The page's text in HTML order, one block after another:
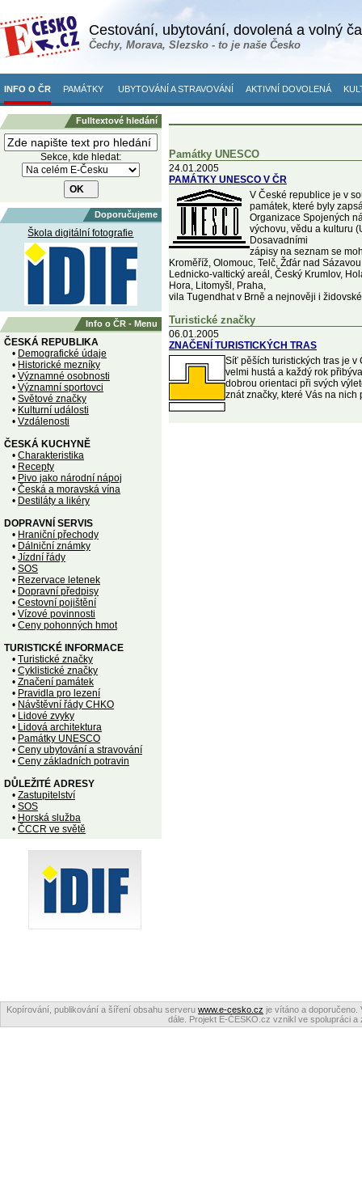
Cestování, ubytování, dovolená a volný
Čechy, Morava, Slezsko - to je naše Česko
INFO O ČR PAMÁTKY UBYTOVÁNÍ A STRAVOVÁNÍ AKTIVNÍ DOVOLENÁ
Fulltextové hledání
Sekce, kde hledat:
Doporučujeme
Škola digitální fotografie
Info o ČR - Menu
ČESKÁ REPUBLIKA
• Demografické údaje
• Historické mezníky
• Významné osobnosti
• Významní sportovci
• Světové značky
• Kulturní události
• Vzdálenosti
ČESKÁ KUCHYNĚ
• Charakteristika
• Recepty
• Pivo jako národní nápoj
• Česká a moravská vína
• Destiláty a likéry
DOPRAVNÍ SERVIS
• Hraniční přechody
• Dálniční známky
• Jízdní řády
• SOS
• Rezervace letenek
• Dopravní předpisy
• Cestovní pojištění
• Vízové povinnosti
• Ceny pohonných hmot
TURISTICKÉ INFORMACE
• Turistické značky
• Cyklistické značky
• Značení památek
• Pravidla pro lezení
• Návštěvní řády CHKO
• Lidové zvyky
• Lidová architektura
• Památky UNESCO
• Ceny ubytování a stravování
• Ceny základních potravin
DŮLEŽITÉ ADRESY
• Zastupitelství
• SOS
• Horská služba
• ČCCR ve světě
Památky UNESCO
24.01.2005
PAMÁTKY UNESCO V ČR
V České republice je v
památek, které byly
Organizace Spojených
výchovu, vědu a kulturu
Dosavadními
zápisy na seznam se
Kroměříž, Olomouc, Telč, Žďár nad
Lednicko-valtický areál, Český Krumlov,
Hora, Litomyšl, Praha,
vila Tugendhat v Brně a nejnověji i
Turistické značky
06.01.2005
ZNAČENÍ TURISTICKÝCH TRAS
Síť pěších turistických tras je v
velmi hustá a každý rok
dobrou orientaci při svých
znát značky, které Vás na nich
Kopírování, publikování a šíření obsahu serveru www.e-cesko.cz je vítáno a doporučeno.
dále. Projekt E-ČESKO.cz vznikl ve spolupráci